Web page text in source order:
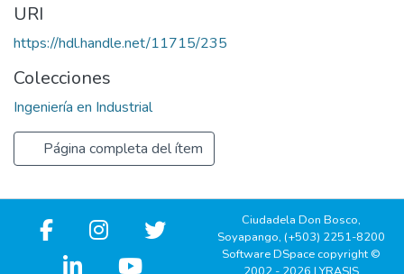
URI
https://hdl.handle.net/11715/235
Colecciones
Ingeniería en Industrial
Página completa del ítem
Ciudadela Don Bosco,
Soyapango, (+503) 2251-8200
Software DSpace copyright ©